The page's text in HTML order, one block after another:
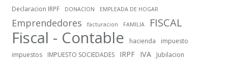
Declaracion IRPF DONACION EMPLEADA DE HOGAR
Emprendedores facturacion FAMILIA FISCAL
Fiscal - Contable hacienda
impuesto
impuestos
IMPUESTO SOCIEDADES IRPF IVA Jubilacion